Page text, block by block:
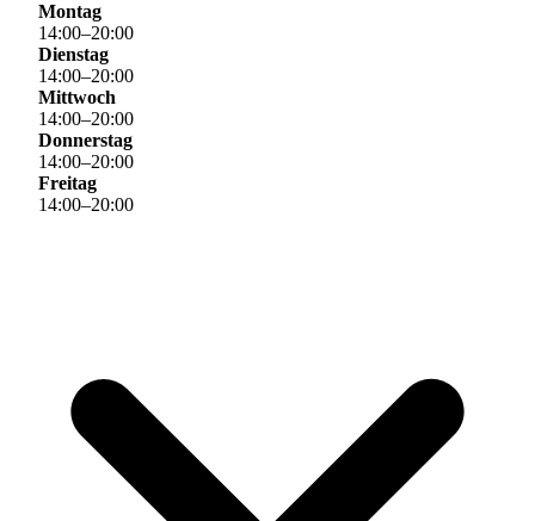
Montag
14:00–20:00
Dienstag
14:00–20:00
Mittwoch
14:00–20:00
Donnerstag
14:00–20:00
Freitag
14:00–20:00